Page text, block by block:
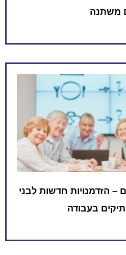
משתנה
– הזדמנויות חדשות לבני